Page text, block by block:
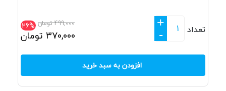
26% 499,000تومان
370,000 تومان تعداد
+
-
افزودن به سبد خرید